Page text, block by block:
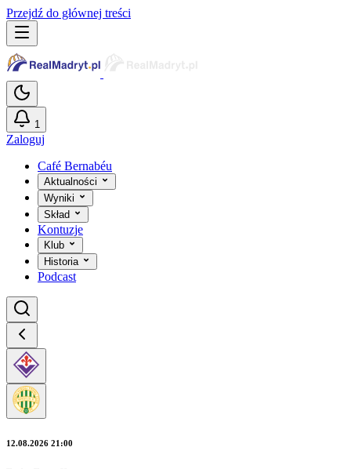
Przejdź do głównej treści
1
Zaloguj
Café Bernabéu
Aktualności
Wyniki
Skład
Kontuzje
Klub
Historia
Podcast
12.08.2026 21:00